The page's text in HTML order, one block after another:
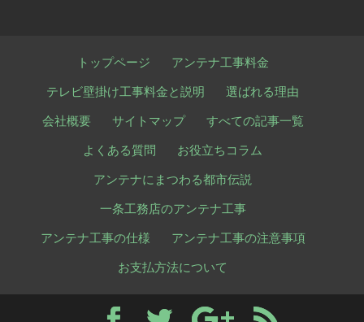
トップページ アンテナ工事料金
テレビ壁掛け工事料金と説明 選ばれる理由
会社概要 サイトマップ すべての記事一覧
よくある質問 お役立ちコラム
アンテナにまつわる都市伝説
一条工務店のアンテナ工事
アンテナ工事の仕様 アンテナ工事の注意事項
お支払方法について